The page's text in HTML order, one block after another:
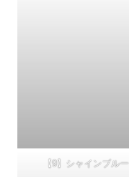
【9】シャインブルー